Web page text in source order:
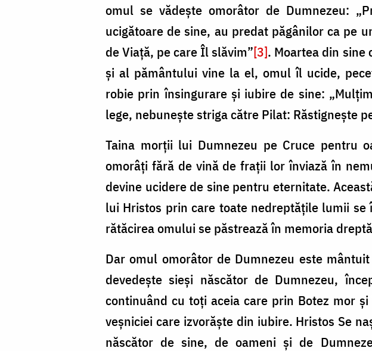
omul se vădeşte omorâtor de Dumnezeu:
ucigătoare de sine, au predat păgânilor ca pe
de Viaţă, pe care Îl slăvim”[3]. Moartea din
şi al pământului vine la el, omul îl ucide,
robie prin însingurare şi iubire de sine:
lege, nebuneşte striga către Pilat: Răstigneşte
Taina morţii lui Dumnezeu pe Cruce pentru
omorâţi fără de vină de fraţii lor înviază în
devine ucidere de sine pentru eternitate.
lui Hristos prin care toate nedreptăţile lumii
rătăcirea omului se păstrează în memoria
Dar omul omorâtor de Dumnezeu este
devedeşte sieşi născător de Dumnezeu,
continuând cu toţi aceia care prin Botez mor
veşniciei care izvorăşte din iubire. Hristos Se
născător de sine, de oameni şi de